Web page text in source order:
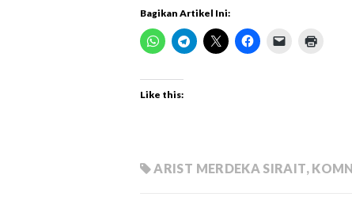
Bagikan Artikel Ini:
Like this:
ARIST MERDEKA SIRAIT,